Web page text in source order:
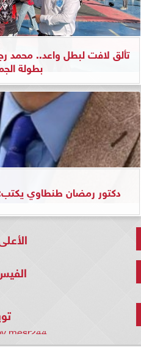
تألق لافت لبطل واعد.. محمد
بطولة
دكتور رمضان طنطاوي يكتب:
mesr244